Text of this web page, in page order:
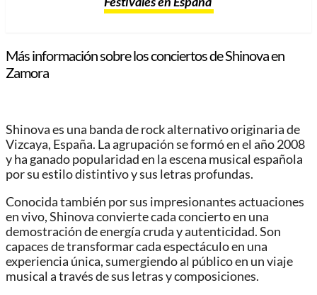
Más información sobre los conciertos de Shinova en
Zamora
Shinova es una banda de rock alternativo originaria de
Vizcaya, España. La agrupación se formó en el año 2008
y ha ganado popularidad en la escena musical española
por su estilo distintivo y sus letras profundas.
Conocida también por sus impresionantes actuaciones
en vivo, Shinova convierte cada concierto en una
demostración de energía cruda y autenticidad. Son
capaces de transformar cada espectáculo en una
experiencia única, sumergiendo al público en un viaje
musical a través de sus letras y composiciones.